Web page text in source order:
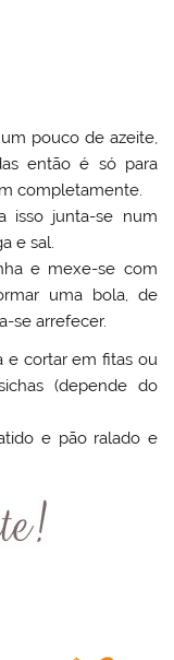
pouco de azeite,
então é só para
completamente.
isso junta-se num
e sal.
e mexe-se com
uma bola, de
se arrefecer.
e cortar em fitas ou
(depende do
e pão ralado e